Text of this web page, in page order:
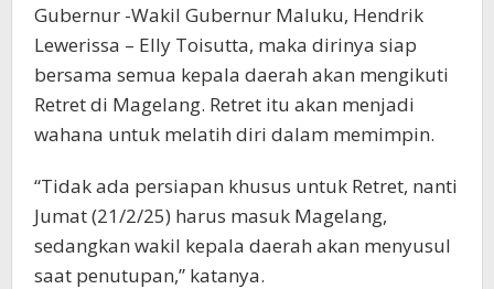
Gubernur -Wakil Gubernur Maluku, Hendrik
Lewerissa – Elly Toisutta, maka dirinya siap
bersama semua kepala daerah akan mengikuti
Retret di Magelang. Retret itu akan menjadi
wahana untuk melatih diri dalam memimpin.
“Tidak ada persiapan khusus untuk Retret, nanti
Jumat (21/2/25) harus masuk Magelang,
sedangkan wakil kepala daerah akan menyusul
saat penutupan,” katanya.